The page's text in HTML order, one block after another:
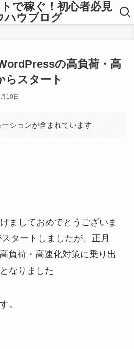
で稼ぐ！初心者必見
ハウブログ
の高負荷・高
らスタート
10日
ションが含まれています
ましておめでとうございま
タートしましたが、正月
負荷・高速化対策に乗り出
なりました
。